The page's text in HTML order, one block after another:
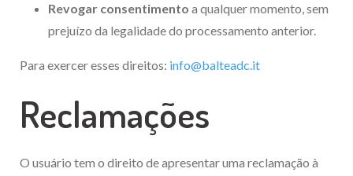
Revogar consentimento a qualquer momento, sem
prejuízo da legalidade do processamento anterior.
Para exercer esses direitos: info@balteadc.it
Reclamações
O usuário tem o direito de apresentar uma reclamação à